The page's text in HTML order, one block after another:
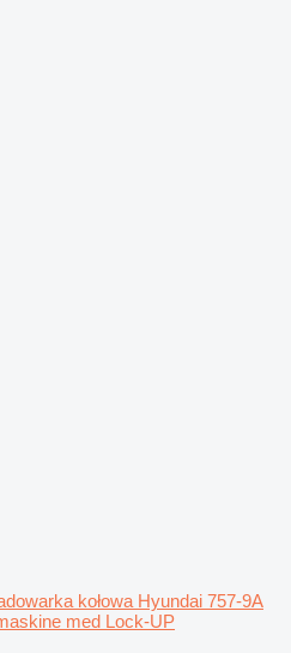
kołowa Hyundai 757-9A
med Lock-UP